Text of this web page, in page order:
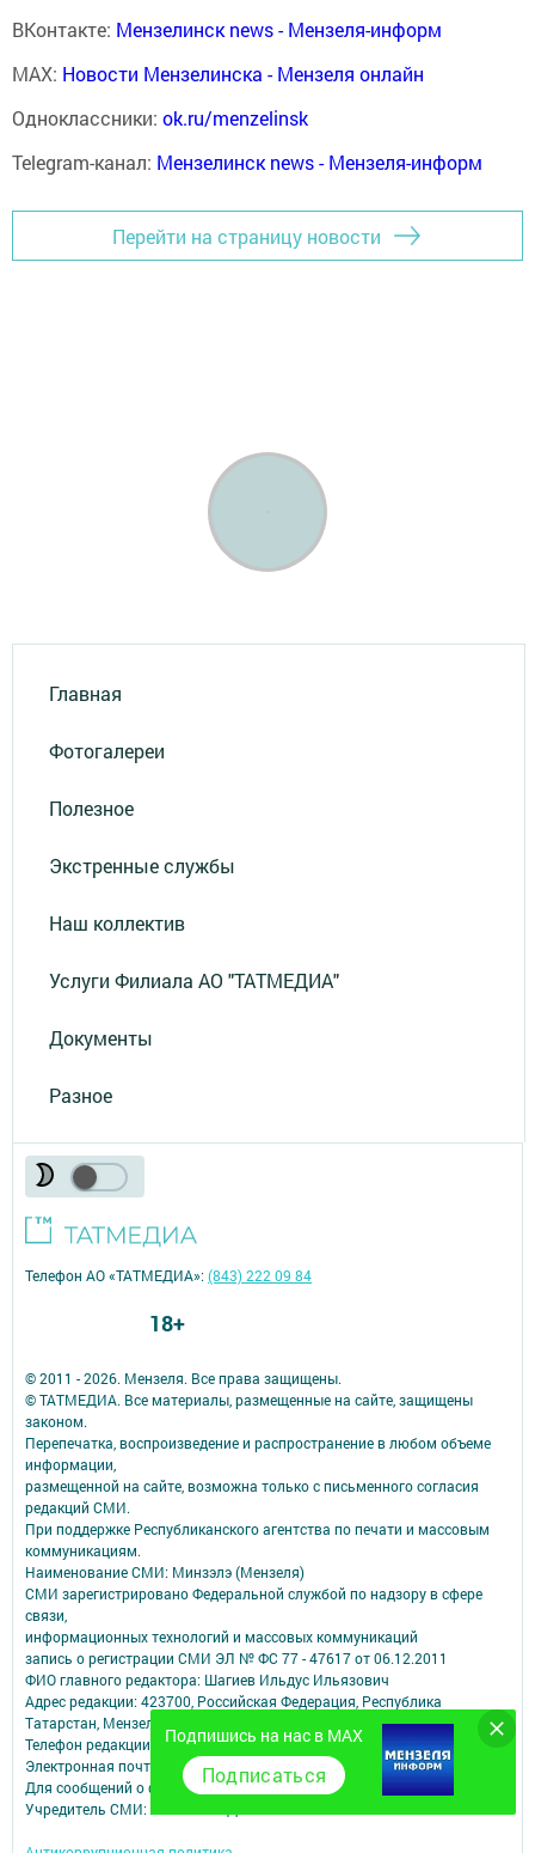
ВКонтакте: Мензелинск news - Мензеля-информ
MAX: Новости Мензелинска - Мензеля онлайн
Одноклассники: ok.ru/menzelinsk
Telegram-канал: Мензелинск news - Мензеля-информ
Перейти на страницу новости
Главная
Фотогалереи
Полезное
Экстренные службы
Наш коллектив
Услуги Филиала АО "ТАТМЕДИА"
Документы
Разное
Подпишись на нас в MAX
Подписаться
© 2011 - 2026. Мензеля. Все права защищены.
© ТАТМЕДИА. Все материалы, размещенные на сайте, защищены
законом.
Перепечатка, воспроизведение и распространение в любом объеме
информации,
размещенной на сайте, возможна только с письменного согласия
редакций СМИ.
При поддержке Республиканского агентства по печати и массовым
коммуникациям.
Наименование СМИ: Минзэлэ (Мензеля)
СМИ зарегистрировано Федеральной службой по надзору в сфере
связи,
информационных технологий и массовых коммуникаций
запись о регистрации СМИ ЭЛ № ФС 77 - 47617 от 06.12.2011
ФИО главного редактора: Шагиев Ильдус Ильязович
Адрес редакции: 423700, Российская Федерация, Республика
Татарстан, Мензелинский район, г. Мензелинск, ул. Тукая, д. 19
Телефон редакции: (85555) 3-26-46
Электронная почта филиала: menzela@mail.ru
Для сообщений о фактах коррупции: menzela@mail.ru
Учредитель СМИ: АО «ТАТМЕДИА»
Телефон АО «ТАТМЕДИА»:(843) 222 09 84
18+